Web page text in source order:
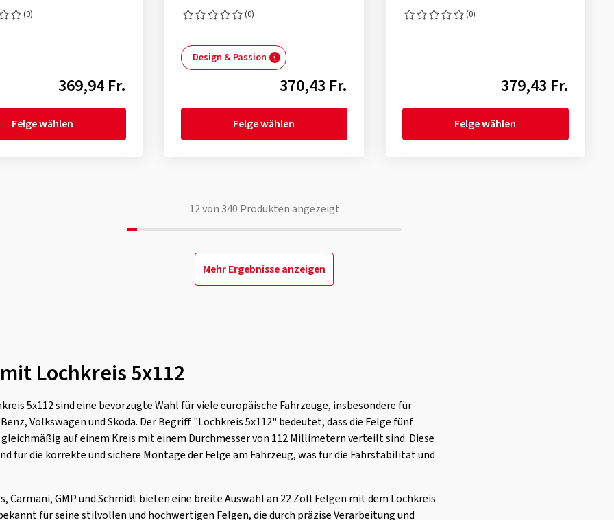
(0)
369,94 Fr.
Felge wählen
(0)
Design & Passion
370,43 Fr.
Felge wählen
(0)
379,43 Fr.
Felge wählen
12von 340 Produkten angezeigt
Mehr Ergebnisse anzeigen
Lochkreis 5x112
5x112 sind eine bevorzugte Wahl für viele europäische Fahrzeuge, insbesondere für
Volkswagen und Skoda. Der Begriff "Lochkreis 5x112" bedeutet, dass die Felge fünf
auf einem Kreis mit einem Durchmesser von 112 Millimetern verteilt sind. Diese
für die korrekte und sichere Montage der Felge am Fahrzeug, was für die Fahrstabilität und
Carmani, GMP und Schmidt bieten eine breite Auswahl an 22 Zoll Felgen mit dem Lochkreis
für seine stilvollen und hochwertigen Felgen, die durch präzise Verarbeitung und